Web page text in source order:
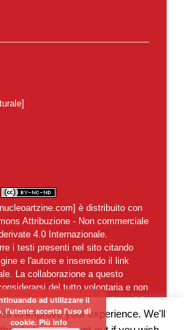
] è distribuito con
Attribuzione - Non commerciale
4.0 Internazionale.
i testi presenti nel sito citando
e l'autore e inserendo il link
La collaborazione a questo
del tutto volontaria e non
si garantisce la restituzione dei
Del contenuto degli articoli e
sono legalmente responsabili i
to improve your experience. We'll
ad utilizzare il
l'utente accetta l'uso di
cookie.Più info